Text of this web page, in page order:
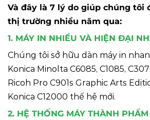
Và đây là 7 lý do giúp chúng tôi
thị trường nhiều năm qua:
1. MÁY IN NHIỀU VÀ HIỆN ĐẠI
Chúng tôi sở hữu dàn máy in
Konica Minolta C6085, C1085,
Ricoh Pro C901s Graphic Arts
Konica C12000 thế hệ mới.
2. HỆ THỐNG MÁY THÀNH